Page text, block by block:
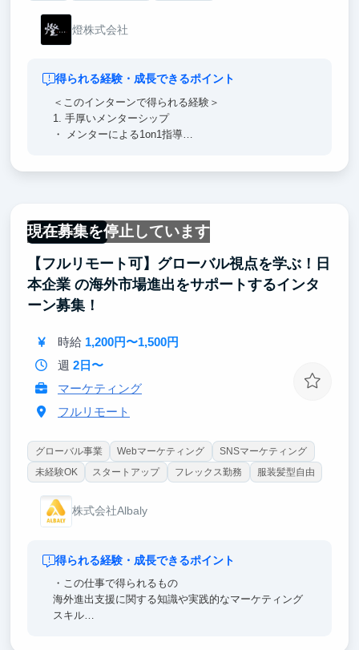
燈株式会社
得られる経験・成長できるポイント
＜このインターンで得られる経験＞
1. 手厚いメンターシップ
・ メンターによる1on1指導
・ データドリブンな商談プロセスの理解
3. テクノロジー業界の最前線
・ 急成長するAI SaaS市場のビジネス理解
・ DX・生成AIなど最先端の技術をキャッチアップ
・ スタートアップのスケールフェーズを体感
現在募集を停止しています
フルリモート
【フルリモート可】グローバル視点を学ぶ！⽇
本企業 の海外市場進出をサポートするインタ
ーン募集！
時給 1,200円〜1,500円
週 2日〜
マーケティング
フルリモート
グローバル事業 Webマーケティング
SNSマーケティング
未経験OK
スタートアップ フレックス勤務 服装髪型自由
株式会社Albaly
得られる経験・成長できるポイント
・この仕事で得られるもの
海外進出支援に関する知識や実践的なマーケティング
スキル